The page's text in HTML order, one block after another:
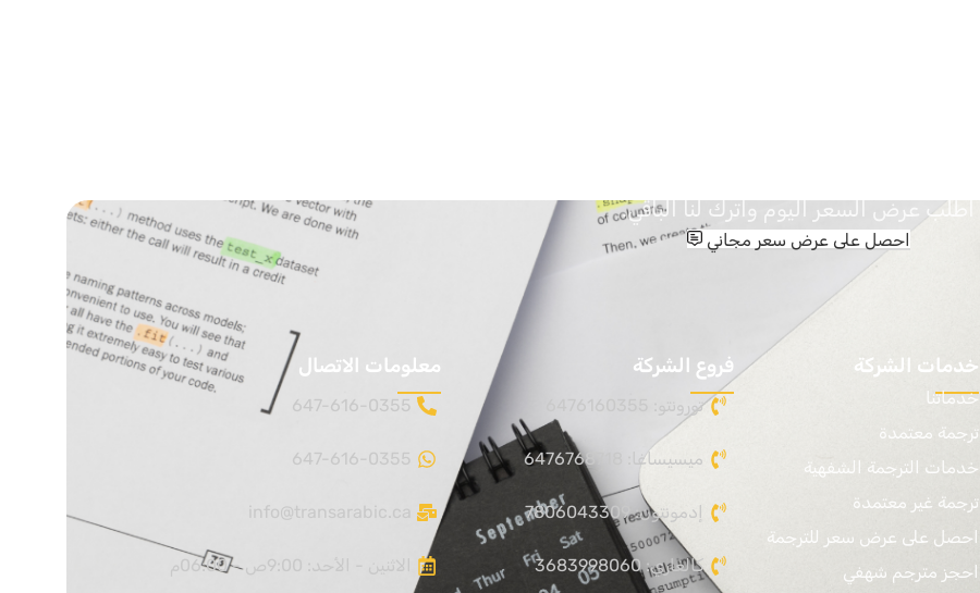
اطلب عرض السعر اليوم واترك لنا الباقي.
احصل على عرض سعر مجاني
خدمات الشركة
خدماتنا
ترجمة معتمدة
خدمات الترجمة الشفهية
ترجمة غير معتمدة
احصل على عرض سعر للترجمة
احجز مترجم شهفي
فروع الشركة
تورونتو: 6476160355
ميسيساغا: 6476768718
إدمونتون: 7806043309
كالغاري: 3683998060
معلومات الاتصال
647-616-0355
647-616-0355
info@transarabic.ca